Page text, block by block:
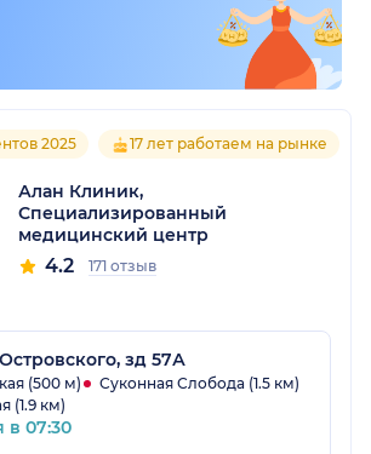
2025 17 лет работаем на рынке
Алан Клиник,
Специализированный
медицинский центр
4.2 171 отзыв
зд 57А
(500 м)
Суконная Слобода (1.5 км)
(1.9 км)
в 07:30